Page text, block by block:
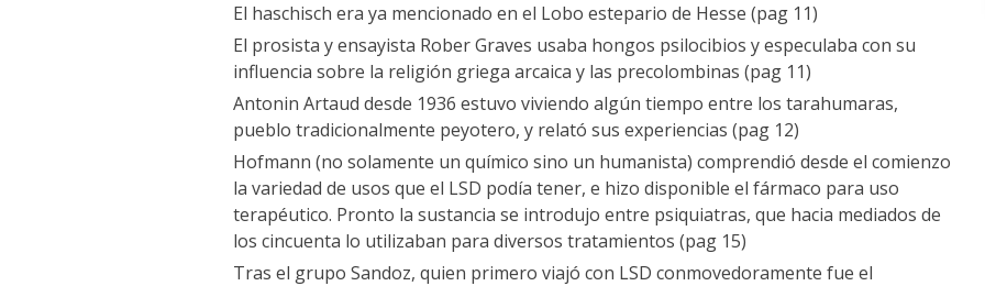
El haschisch era ya mencionado en el Lobo estepario de Hesse (pag 11)
El prosista y ensayista Rober Graves usaba hongos psilocibios y especulaba con su
influencia sobre la religión griega arcaica y las precolombinas (pag 11)
Antonin Artaud desde 1936 estuvo viviendo algún tiempo entre los tarahumaras,
pueblo tradicionalmente peyotero, y relató sus experiencias (pag 12)
Hofmann (no solamente un químico sino un humanista) comprendió desde el comienzo
la variedad de usos que el LSD podía tener, e hizo disponible el fármaco para uso
terapéutico. Pronto la sustancia se introdujo entre psiquiatras, que hacia mediados de
los cincuenta lo utilizaban para diversos tratamientos (pag 15)
Tras el grupo Sandoz, quien primero viajó con LSD conmovedoramente fue el